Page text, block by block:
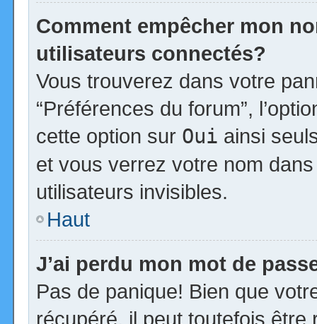
Comment empêcher mon
utilisateurs connectés?
Vous trouverez dans votre
“Préférences du forum”,
cette option sur Oui ainsi
et vous verrez votre nom
utilisateurs invisibles.
Haut
J’ai perdu mon mot de
Pas de panique! Bien que
récupéré, il peut toutefois